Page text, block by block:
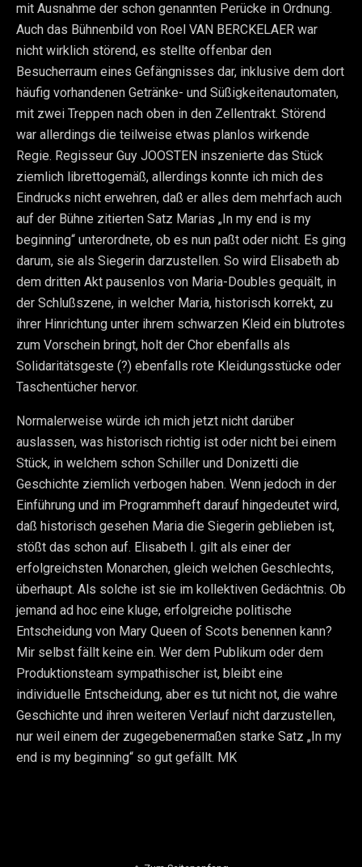
mit Ausnahme der schon genannten Perücke in Ordnung.
Auch das Bühnenbild von Roel VAN BERCKELAER war
nicht wirklich störend, es stellte offenbar den
Besucherraum eines Gefängnisses dar, inklusive dem dort
häufig vorhandenen Getränke- und Süßigkeitenautomaten,
mit zwei Treppen nach oben in den Zellentrakt. Störend
war allerdings die teilweise etwas planlos wirkende
Regie. Regisseur Guy JOOSTEN inszenierte das Stück
ziemlich librettogemäß, allerdings konnte ich mich des
Eindrucks nicht erwehren, daß er alles dem mehrfach auch
auf der Bühne zitierten Satz Marias „In my end is my
beginning“ unterordnete, ob es nun paßt oder nicht. Es ging
darum, sie als Siegerin darzustellen. So wird Elisabeth ab
dem dritten Akt pausenlos von Maria-Doubles gequält, in
der Schlußszene, in welcher Maria, historisch korrekt, zu
ihrer Hinrichtung unter ihrem schwarzen Kleid ein blutrotes
zum Vorschein bringt, holt der Chor ebenfalls als
Solidaritätsgeste (?) ebenfalls rote Kleidungsstücke oder
Taschentücher hervor.
Normalerweise würde ich mich jetzt nicht darüber
auslassen, was historisch richtig ist oder nicht bei einem
Stück, in welchem schon Schiller und Donizetti die
Geschichte ziemlich verbogen haben. Wenn jedoch in der
Einführung und im Programmheft darauf hingedeutet wird,
daß historisch gesehen Maria die Siegerin geblieben ist,
stößt das schon auf. Elisabeth I. gilt als einer der
erfolgreichsten Monarchen, gleich welchen Geschlechts,
überhaupt. Als solche ist sie im kollektiven Gedächtnis. Ob
jemand ad hoc eine kluge, erfolgreiche politische
Entscheidung von Mary Queen of Scots benennen kann?
Mir selbst fällt keine ein. Wer dem Publikum oder dem
Produktionsteam sympathischer ist, bleibt eine
individuelle Entscheidung, aber es tut nicht not, die wahre
Geschichte und ihren weiteren Verlauf nicht darzustellen,
nur weil einem der zugegebenermaßen starke Satz „In my
end is my beginning“ so gut gefällt. MK